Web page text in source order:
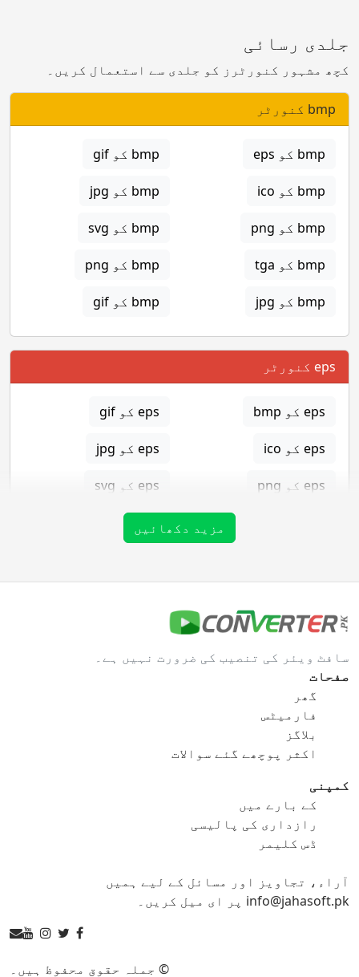
جلدی رسائی
کچھ مشہور کنورٹرز کو جلدی سے استعمال کریں۔
bmp کنورٹر
bmp کو eps bmp کو gif
bmp کو ico bmp کو jpg
bmp کو png bmp کو svg
bmp کو tga bmp کو png
bmp کو jpg bmp کو gif
eps کنورٹر
eps کو bmp eps کو gif
eps کو ico eps کو jpg
eps کو png eps کو svg
gif کنورٹر
gif کو bmp
gif کو ico
gif کو png
gif کو tga
ico کو bmp
ico کو gif ico کو jpg
مزید دکھائیں
سافٹ ویئر کی تنصیب کی ضرورت نہیں ہے۔
صفحات
گھر
فارمیٹس
بلاگز
اکثر پوچھے گئے سوالات
کمپنی
کے بارے میں
رازداری کی پالیسی
ڈس کلیمر
آراء، تجاویز اور مسائل کے لیے ہمیں
info@jahasoft.pk پر ای میل کریں۔
© جملہ حقوق محفوظ ہیں۔